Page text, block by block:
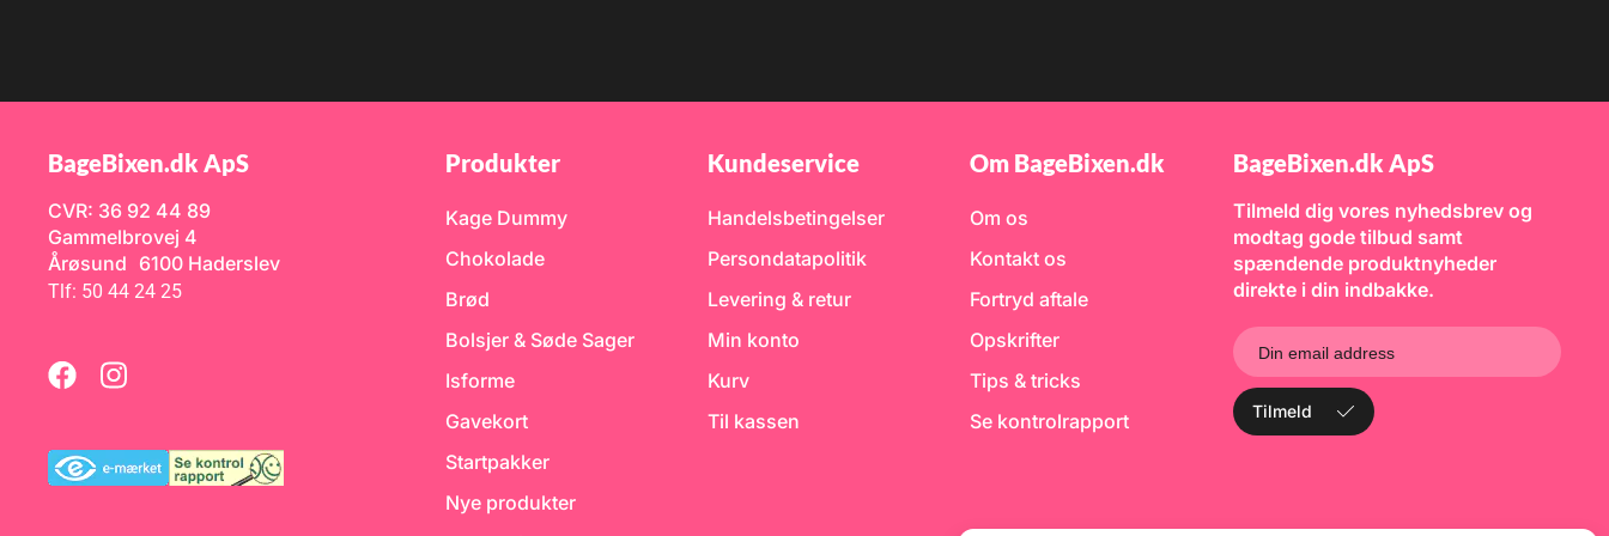
BageBixen.dk ApS
CVR: 36 92 44 89
Gammelbrovej 4
Årøsund 6100 Haderslev
Tlf: 50 44 24 25
Produkter
Kage Dummy
Chokolade
Brød
Bolsjer & Søde Sager
Isforme
Gavekort
Startpakker
Nye produkter
Kundeservice
Handelsbetingelser
Persondatapolitik
Levering & retur
Min konto
Kurv
Til kassen
Om BageBixen.dk
Om os
Kontakt os
Fortryd aftale
Opskrifter
Tips & tricks
Se kontrolrapport
BageBixen.dk ApS
Tilmeld dig vores nyhedsbrev og
modtag gode tilbud samt
spændende produktnyheder
direkte i din indbakke.
Tilmeld